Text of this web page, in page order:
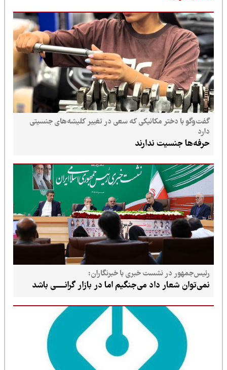
گفت‌وگو با دختر مکانیکی که سعی در تغییر کلیشه‌های جنسیتی
حرفه‌ها جنسیت ندارند
رئیس‌جمهور در نشست خبری با خبرنگاران:
نمی‌توان شعار داد می‌جنگیم اما در بازار گرانــــــی باشد